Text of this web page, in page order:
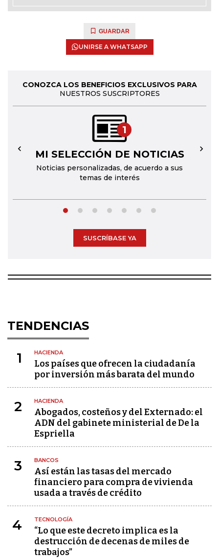
GUARDAR
UNIRSE A WHATSAPP
CONOZCA LOS BENEFICIOS EXCLUSIVOS PARA
NUESTROS SUSCRIPTORES
1
MI SELECCIÓN DE NOTICIAS
Noticias personalizadas, de acuerdo a sus
temas de interés
← →
SUSCRÍBASE YA
TENDENCIAS
1 HACIENDA
Los países que ofrecen la ciudadanía
por inversión más barata del mundo
2 HACIENDA
Abogados, costeños y del Externado: el
ADN del gabinete ministerial de De la
Espriella
3 BANCOS
Así están las tasas del mercado
financiero para compra de vivienda
usada a través de crédito
4 TECNOLOGÍA
“Lo que este decreto implica es la
destrucción de decenas de miles de
trabajos”